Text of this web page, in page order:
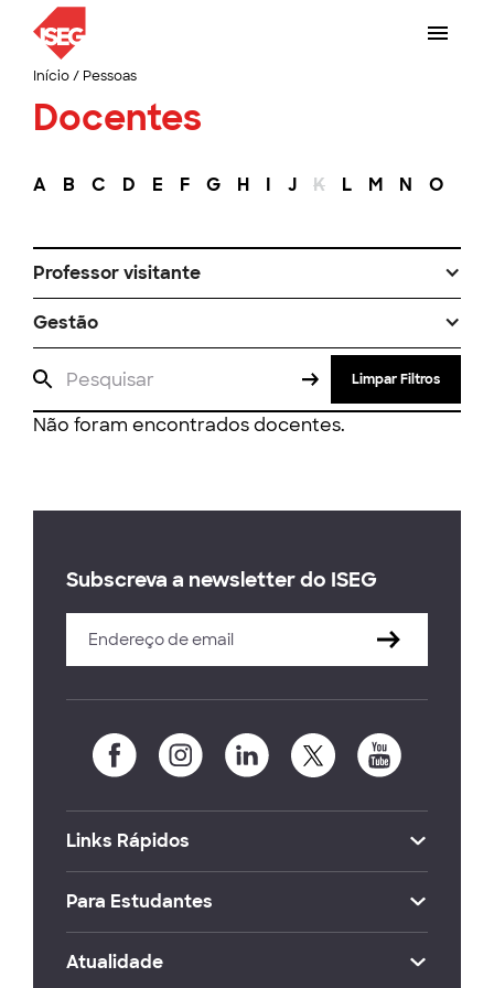
Início/ Pessoas
Docentes
A B C D E F G H I J K L M N O
Professor visitante
Gestão
Limpar Filtros
Não foram encontrados docentes.
Subscreva a newsletter do ISEG
Links Rápidos
Para Estudantes
Atualidade